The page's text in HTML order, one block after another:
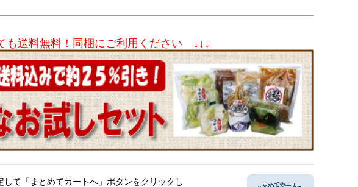
も送料無料！同梱にご利用ください ↓↓↓
て「まとめてカートへ」ボタンをクリックし